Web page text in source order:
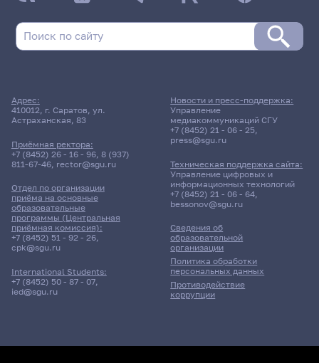
Адрес:
410012, г. Саратов, ул.
Астраханская, 83
Приёмная ректора:
+7 (8452) 26 - 16 - 96, 8 (937)
811-67-46, rector@sgu.ru
Отдел по организации
приёма на основные
образовательные
программы (Центральная
приёмная комиссия):
+7 (8452) 51 - 92 - 26,
cpk@sgu.ru
International Students:
+7 (8452) 50 - 87 - 07,
ied@sgu.ru
Сведения об
образовательной
организации
Политика обработки
персональных данных
Противодействие
коррупции
Новости и пресс-поддержка:
Управление
медиакоммуникаций СГУ
+7 (8452) 21 - 06 - 25,
press@sgu.ru
Техническая поддержка сайта:
Управление цифровых и
информационных технологий
+7 (8452) 21 - 06 - 64,
bessonov@sgu.ru